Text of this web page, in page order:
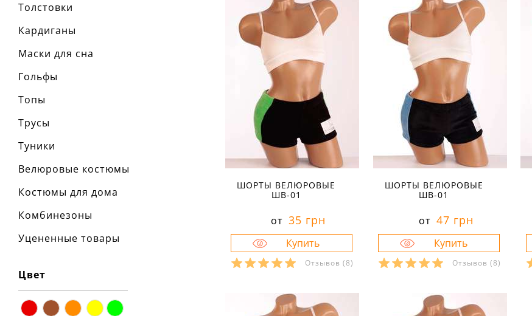
Толстовки
Кардиганы
Маски для сна
Гольфы
Топы
Трусы
Туники
Велюровые костюмы
Костюмы для дома
Комбинезоны
Уцененные товары
Цвет
Характеристики:
материал:
велюр
состав ткани:
% полиэстер
осень
спортивный
мини
назначение:
для
тренировок
детали:
Характеристики:
материал:
велюр
состав ткани:
% полиэстер
сезон: осень
спортивный
мини
назначение:
для
тренировок
детали:
ШОРТЫ ВЕЛЮРОВЫЕ
ШВ-01
от 35 грн
Отзывов (8)
40
ШОРТЫ ВЕЛЮРОВЫЕ
ШВ-01
от 47 грн
Отзывов(8)
40